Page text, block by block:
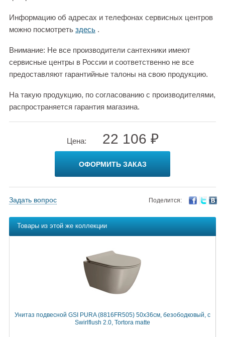
Информацию об адресах и телефонах сервисных центров
можно посмотреть здесь .
Внимание: Не все производители сантехники имеют
сервисные центры в России и соответственно не все
предоставляют гарантийные талоны на свою продукцию.
На такую продукцию, по согласованию с производителями,
распространяется гарантия магазина.
Цена: 22 106 ₽
ОФОРМИТЬ ЗАКАЗ
Задать вопрос Поделится:
Товары из этой же коллекции
Унитаз подвесной GSI PURA (8816FR505) 50х36см, безободковый, с
Swirlflush 2.0, Tortora matte